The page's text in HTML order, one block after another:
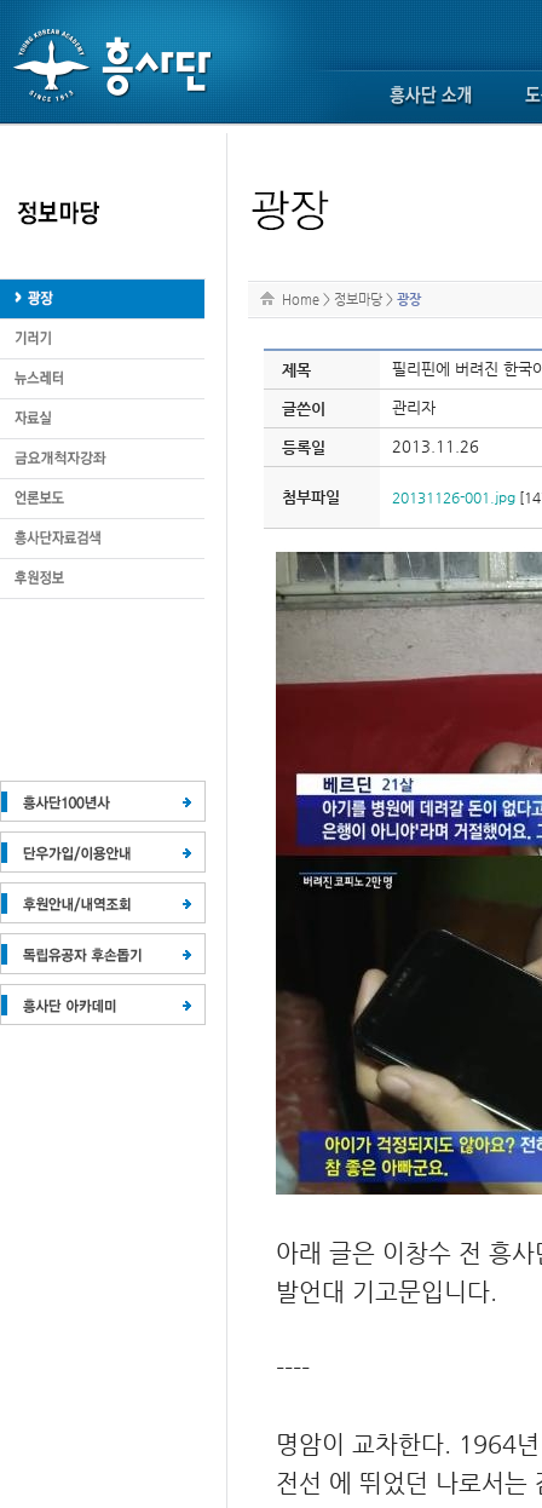
Home > 정보마당 > 광장
제목 필리핀에 버려진 한국
글쓴이 관리자
등록일 2013.11.26
첨부파일 20131126-001.jpg
아래 글은 이창수 전 흥
발언대 기고문입니다.
----
명암이 교차한다. 1964
전선 에 뛰었던 나로서는